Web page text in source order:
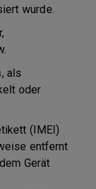
wurde.
als
oder
(IMEI)
entfernt
Gerät